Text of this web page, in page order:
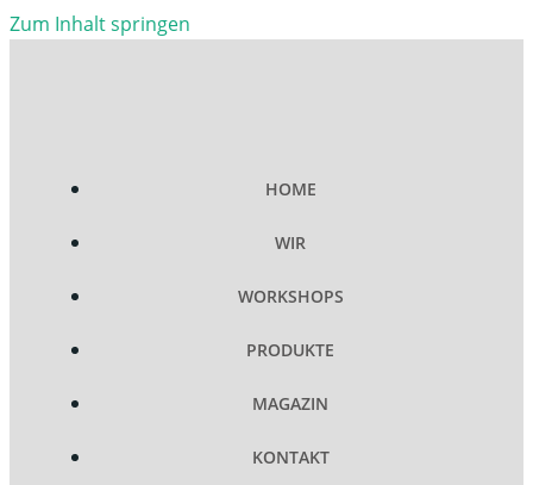
Zum Inhalt springen
HOME
WIR
WORKSHOPS
PRODUKTE
MAGAZIN
KONTAKT